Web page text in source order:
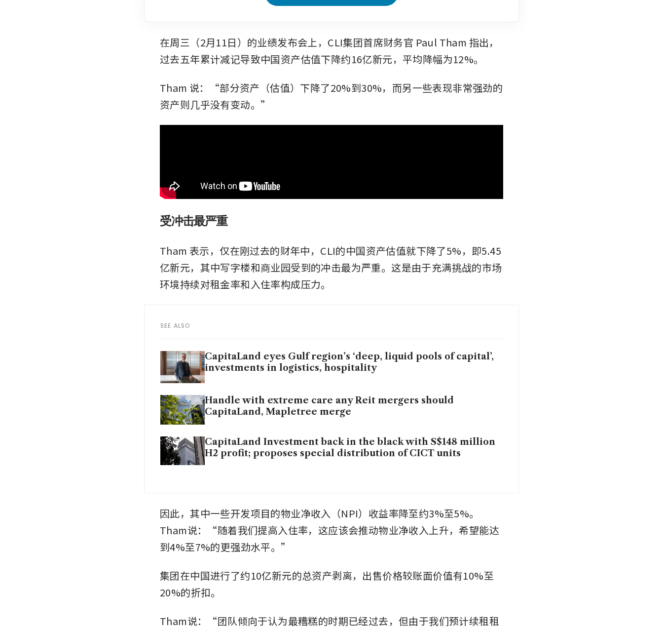
在周三（2月11日）的业绩发布会上，CLI集团首席财务官 Paul Tham 指出，
过去五年累计减记导致中国资产估值下降约16亿新元，平均降幅为12%。
Tham 说：“部分资产（估值）下降了20%到30%，而另一些表现非常强劲的
资产则几乎没有变动。”
受冲击最严重
Tham 表示，仅在刚过去的财年中，CLI的中国资产估值就下降了5%，即5.45
亿新元，其中写字楼和商业园受到的冲击最为严重。这是由于充满挑战的市场
环境持续对租金率和入住率构成压力。
SEE ALSO
CapitaLand eyes Gulf region’s ‘deep, liquid pools of capital’,
investments in logistics, hospitality
Handle with extreme care any Reit mergers should
CapitaLand, Mapletree merge
CapitaLand Investment back in the black with S$148 million
H2 profit; proposes special distribution of CICT units
因此，其中一些开发项目的物业净收入（NPI）收益率降至约3%至5%。
Tham说：“随着我们提高入住率，这应该会推动物业净收入上升，希望能达
到4%至7%的更强劲水平。”
集团在中国进行了约10亿新元的总资产剥离，出售价格较账面价值有10%至
20%的折扣。
Tham说：“团队倾向于认为最糟糕的时期已经过去，但由于我们预计续租租